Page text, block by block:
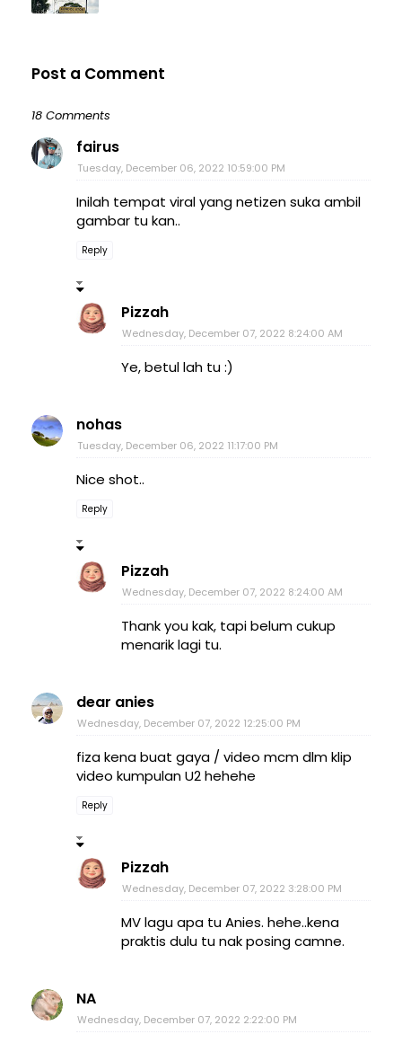
Post a Comment
18 Comments
fairus
Tuesday, December 06, 2022 10:59:00 PM
Inilah tempat viral yang netizen suka ambil
gambar tu kan..
Reply
Pizzah
Wednesday, December 07, 2022 8:24:00 AM
Ye, betul lah tu :)
nohas
Tuesday, December 06, 2022 11:17:00 PM
Nice shot..
Reply
Pizzah
Wednesday, December 07, 2022 8:24:00 AM
Thank you kak, tapi belum cukup
menarik lagi tu.
dear anies
Wednesday, December 07, 2022 12:25:00 PM
fiza kena buat gaya / video mcm dlm klip
video kumpulan U2 hehehe
Reply
Pizzah
Wednesday, December 07, 2022 3:28:00 PM
MV lagu apa tu Anies. hehe..kena
praktis dulu tu nak posing camne.
NA
Wednesday, December 07, 2022 2:22:00 PM